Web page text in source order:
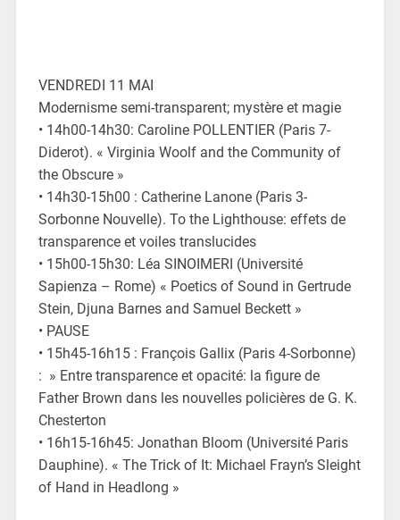
VENDREDI 11 MAI
Modernisme semi-transparent; mystère et magie
• 14h00-14h30: Caroline POLLENTIER (Paris 7-
Diderot). « Virginia Woolf and the Community of
the Obscure »
• 14h30-15h00 : Catherine Lanone (Paris 3-
Sorbonne Nouvelle). To the Lighthouse: effets de
transparence et voiles translucides
• 15h00-15h30: Léa SINOIMERI (Université
Sapienza – Rome) « Poetics of Sound in Gertrude
Stein, Djuna Barnes and Samuel Beckett »
• PAUSE
• 15h45-16h15 : François Gallix (Paris 4-Sorbonne)
: » Entre transparence et opacité: la figure de
Father Brown dans les nouvelles policières de G. K.
Chesterton
• 16h15-16h45: Jonathan Bloom (Université Paris
Dauphine). « The Trick of It: Michael Frayn’s Sleight
of Hand in Headlong »